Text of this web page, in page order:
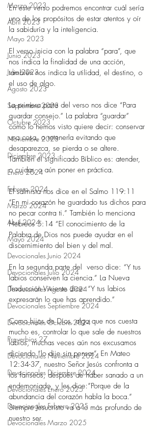
Marzo 2023
Abril 2023
Mayo 2023
Junio 2023
Julio 2023
Agosto 2023
Septiembre 2023
Octubre 2023
Noviembre 2023
Diciembre 2023
Enero 2024
Febrero 2024
Marzo 2024
Abril 2024
Mayo 2024
Devocionales Junio 2024
Devocionales Julio 2024
Devocionales Agosto 2024
Devocionales Septiembre 2024
Devocionales Octubre 2024
Proverbios 27
Devocionales Noviembre 2024
Devocionales Diciembre 2024
Devocionales Enero 2025
Devocionales Febrero 2025
Devocionales Marzo 2025
En este verso podremos encontrar cuál sería
uno de los propósitos de estar atentos y oír
la sabiduría y la inteligencia.
El verso inicia con la palabra “para”, que
nos indica la finalidad de una acción,
también nos indica la utilidad, el destino, o
el uso de algo.
La primera parte del verso nos dice “Para
guardar consejo.” La palabra “guardar”
como lo hemos visto quiere decir: conservar
una cosa, o retenerla evitando que
desaparezca, se pierda o se altere.
También el significado Bíblico es: atender,
o cuidar, o aún poner en práctica.
El salmista nos dice en el Salmo 119:11
“En mi corazón he guardado tus dichos para
no pecar contra ti.” También lo menciona
Hebreos 5:14 “El conocimiento de la
Palabra de Dios nos puede ayudar en el
discernimiento del bien y del mal.
En la segunda parte del  verso dice: “Y tus
labios conserven la ciencia.” La Nueva
Traducción Viviente dice: “Y tus labios
expresarán lo que has aprendido.”
Como hijos de Dios, algo que nos cuesta
mucho es, controlar lo que sale de nuestros
labios, muchas veces aún nos excusamos
diciendo “lo dije sin pensar”. En Mateo
12:34-37, nuestro Señor Jesús confronta a
los fariseos, después de haber sanado a un
endemoniado, y les dice:”Porque de la
abundancia del corazón habla la boca.”
Siempre Jesucristo va a lo más profundo de
nuestro ser.